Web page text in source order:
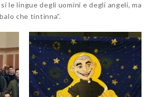
le lingue degli uomini e degli angeli, ma
che tintinna”.